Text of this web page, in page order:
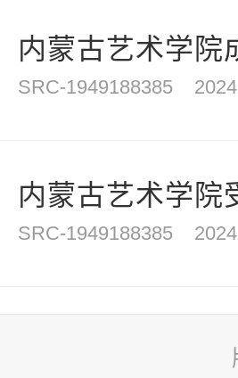
内蒙古艺术学院
SRC-1949188385
内蒙古艺术学院
SRC-1949188385